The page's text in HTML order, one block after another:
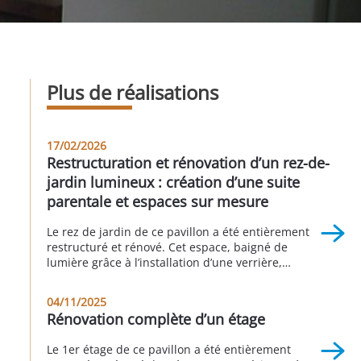
Plus de réalisations
17/02/2026
Restructuration et rénovation d’un rez-de-
jardin lumineux : création d’une suite
parentale et espaces sur mesure
Le rez de jardin de ce pavillon a été entièrement
restructuré et rénové. Cet espace, baigné de
lumière grâce à l’installation d’une verrière,
seconde chambre et une autre salle d’eau. Cette
réalisation a été faite en partenariat avec Sophie
04/11/2025
Rénovation complète d’un étage
Le 1er étage de ce pavillon a été entièrement